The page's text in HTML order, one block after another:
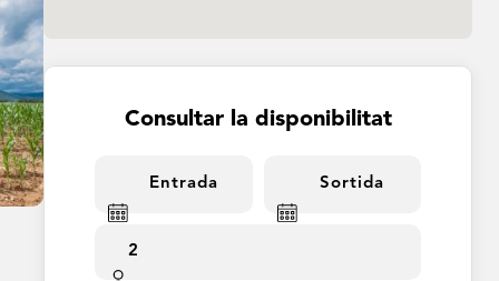
Consultar la disponibilitat